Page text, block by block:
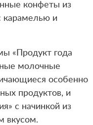
конфеты из
карамелью и
«Продукт года
молочные
особенно
продуктов, и
с начинкой из
вкусом.